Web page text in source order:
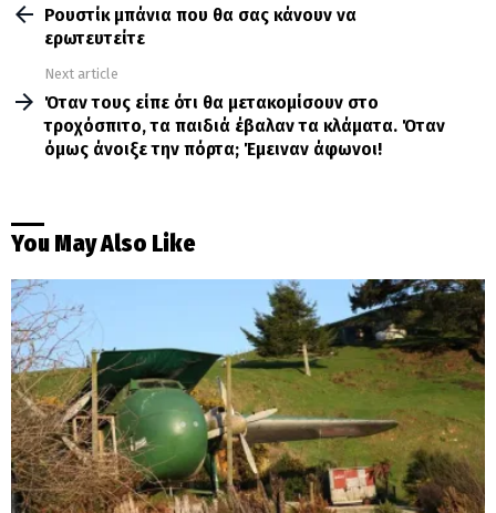
more Ρουστίκ μπάνια που θα σας κάνουν να
ερωτευτείτε
Next article
Όταν τους είπε ότι θα μετακομίσουν στο
τροχόσπιτο, τα παιδιά έβαλαν τα κλάματα. Όταν
όμως άνοιξε την πόρτα; Έμειναν άφωνοι!
You May Also Like